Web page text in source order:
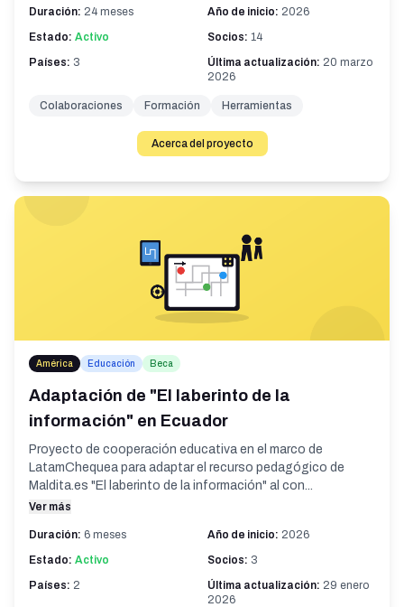
Duración: 24 meses Año de inicio: 2026
Estado: Activo Socios: 14
Países: 3 Última actualización: 20 marzo
2026
Colaboraciones Formación Herramientas
Acerca del proyecto
América Educación Beca
Adaptación de "El laberinto de la
información" en Ecuador
Proyecto de cooperación educativa en el marco de
LatamChequea para adaptar el recurso pedagógico de
Maldita.es "El laberinto de la información" al con...
Ver más
Duración: 6 meses Año de inicio: 2026
Estado: Activo Socios: 3
Países: 2 Última actualización: 29 enero
2026